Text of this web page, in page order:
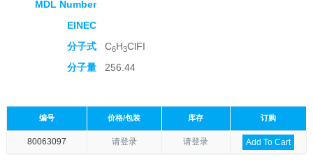
MDL Number
EINEC
分子式
C6H3ClFI
分子量
256.44
编号 价格/包装 库存 订购
80063097 请登录 请登录 Add To Cart